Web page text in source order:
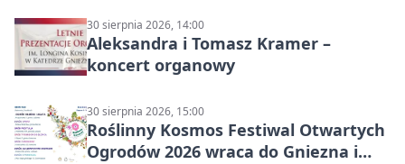
30 sierpnia 2026, 14:00
Aleksandra i Tomasz Kramer –
koncert organowy
30 sierpnia 2026, 15:00
Roślinny Kosmos Festiwal Otwartych
Ogrodów 2026 wraca do Gniezna i